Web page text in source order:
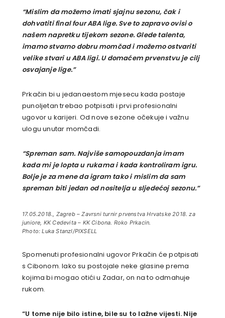
“Mislim da možemo imati sjajnu sezonu, čak i
dohvatiti final four ABA lige. Sve to zapravo ovisi o
našem napretku tijekom sezone. Glede talenta,
imamo stvarno dobru momčad i možemo ostvariti
velike stvari u ABA ligi. U domaćem prvenstvu je cilj
osvajanje lige.”
Prkačin bi u jedanaestom mjesecu kada postaje
punoljetan trebao potpisati i prvi profesionalni
ugovor u karijeri. Od nove sezone očekuje i važnu
ulogu unutar momčadi.
“Spreman sam. Najviše samopouzdanja imam
kada mi je lopta u rukama i kada kontroliram igru.
Bolje je za mene da igram tako i mislim da sam
spreman biti jedan od nositelja u sljedećoj sezonu.”
17.05.2018., Zagreb – Zavrsni turnir prvenstva Hrvatske 2018. za
juniore, KK Cedevita – KK Cibona. Roko Prkacin.
Photo: Luka Stanzl/PIXSELL
Spomenuti profesionalni ugovor Prkačin će potpisati
s Cibonom. Iako su postojale neke glasine prema
kojima bi mogao otići u Zadar, on na to odmahuje
rukom.
“U tome nije bilo istine, bile su to lažne vijesti. Nije